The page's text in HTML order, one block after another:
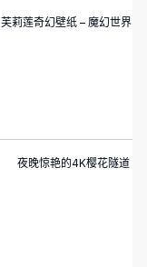
芙莉莲奇幻壁纸 – 魔幻世界4K
夜晚惊艳的4K樱花隧道